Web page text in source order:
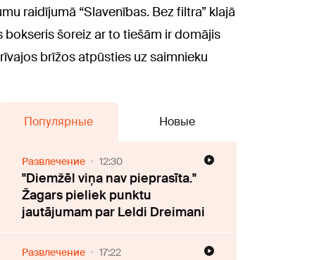
raidījumā “Slavenības. Bez filtra” klajā
bokseris šoreiz ar to tiešām ir domājis
brīžos atpūsties uz saimnieku
Популярные Новые
Развлечение 12:30
"Diemžēl viņa nav pieprasīta."
Žagars pieliek punktu
jautājumam par Leldi Dreimani
Развлечение 17:22